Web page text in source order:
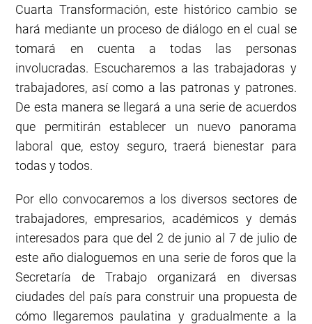
Cuarta Transformación, este histórico cambio se
hará mediante un proceso de diálogo en el cual se
tomará en cuenta a todas las personas
involucradas. Escucharemos a las trabajadoras y
trabajadores, así como a las patronas y patrones.
De esta manera se llegará a una serie de acuerdos
que permitirán establecer un nuevo panorama
laboral que, estoy seguro, traerá bienestar para
todas y todos.
Por ello convocaremos a los diversos sectores de
trabajadores, empresarios, académicos y demás
interesados para que del 2 de junio al 7 de julio de
este año dialoguemos en una serie de foros que la
Secretaría de Trabajo organizará en diversas
ciudades del país para construir una propuesta de
cómo llegaremos paulatina y gradualmente a la